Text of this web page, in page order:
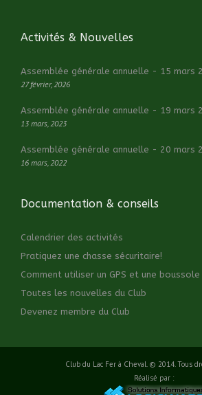
Activités & Nouvelles
Assemblée générale annuelle - 15 mars
27 février, 2026
Assemblée générale annuelle - 19 mars
13 mars, 2023
Assemblée générale annuelle - 20 mars
16 mars, 2022
Documentation & conseils
Calendrier des activités
Pratiquez une chasse sécuritaire!
Comment utiliser un GPS et une boussole
Toutes les nouvelles du Club
Devenez membre du Club
Club du Lac Fer à Cheval. © 2014. Tous
Réalisé par :